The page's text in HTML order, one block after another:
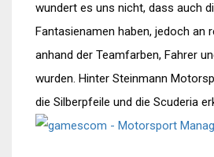
wundert es uns nicht, dass auch
Fantasienamen haben, jedoch an
anhand der Teamfarben, Fahrer
wurden. Hinter Steinmann
die Silberpfeile und die Scuderia